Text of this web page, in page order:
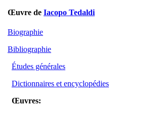
Œuvre de Iacopo Tedaldi
Biographie
Bibliographie
Études générales
Dictionnaires et encyclopédies
Œuvres: